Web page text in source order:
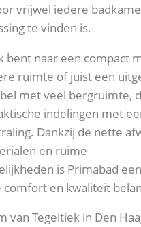
vrijwel iedere
te vinden is.
bent naar een compact
ruimte of juist een
met veel bergruimte,
indelingen met
Dankzij de nette
en ruime
is Primabad
comfort en kwaliteit
van Tegeltiek in Den